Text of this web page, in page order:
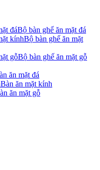
Bộ bàn ghế ăn mặt đá
Bộ bàn ghế ăn mặt
Bộ bàn ghế ăn mặt gỗ
ăn mặt đá
Bàn ăn mặt kính
ăn mặt gỗ